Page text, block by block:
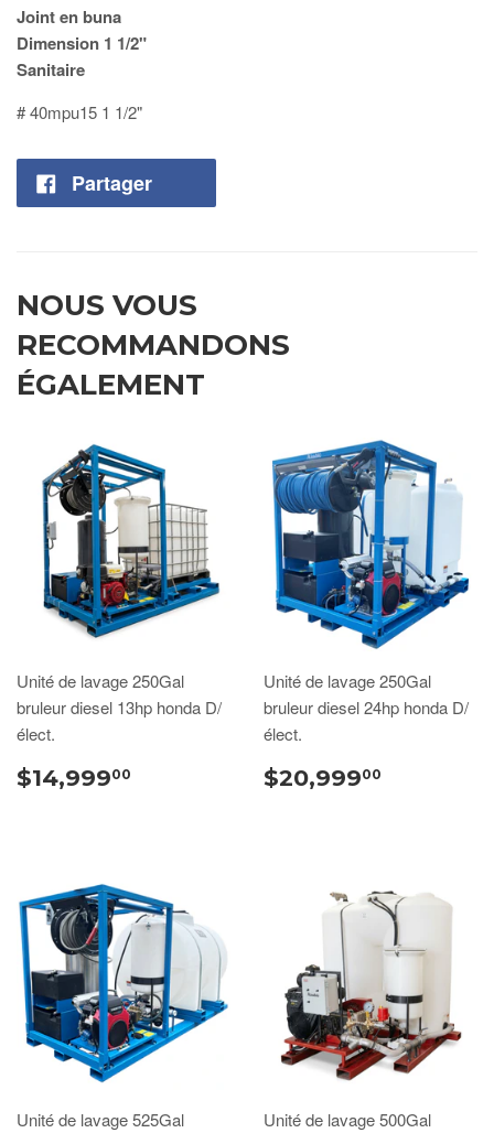
Joint en buna
Dimension 1 1/2"
Sanitaire
# 40mpu15 1 1/2"
Partager
NOUS VOUS
RECOMMANDONS
ÉGALEMENT
Unité de lavage 250Gal
bruleur diesel 13hp honda D/
élect.
$14,99900
Unité de lavage 250Gal
bruleur diesel 24hp honda D/
élect.
$20,99900
Unité de lavage 525Gal
Unité de lavage 500Gal